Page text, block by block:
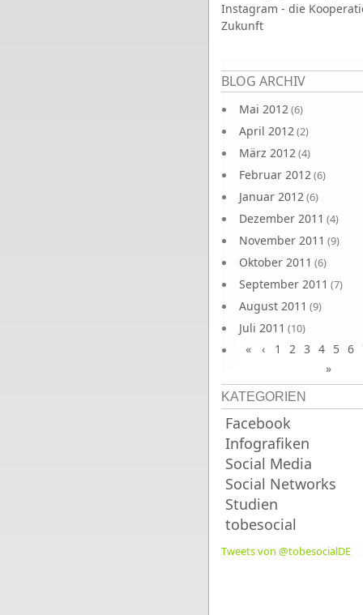
Instagram - die
Zukunft
BLOG ARCHIV
Mai 2012(6)
April 2012(2)
März 2012(4)
Februar 2012(6)
Januar 2012(6)
Dezember 2011 (4)
November 2011 (9)
Oktober 2011 (6)
September 2011 (7)
August 2011 (9)
Juli 2011 (10)
Juni 2011(9)
Seiten
« ‹ 1 2 3 4 5 6
»
KATEGORIEN
Facebook
Infografiken
Social Media
Social Networks
Studien
tobesocial
Tweets von @tobesocialDE